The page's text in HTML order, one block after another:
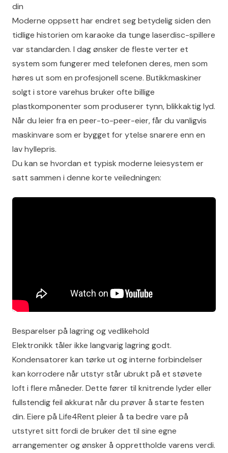
din
Moderne oppsett har endret seg betydelig siden den
tidlige historien om karaoke da tunge laserdisc-spillere
var standarden. I dag ønsker de fleste verter et
system som fungerer med telefonen deres, men som
høres ut som en profesjonell scene. Butikkmaskiner
solgt i store varehus bruker ofte billige
plastkomponenter som produserer tynn, blikkaktig lyd.
Når du leier fra en peer-to-peer-eier, får du vanligvis
maskinvare som er bygget for ytelse snarere enn en
lav hyllepris.
Du kan se hvordan et typisk moderne leiesystem er
satt sammen i denne korte veiledningen:
Besparelser på lagring og vedlikehold
Elektronikk tåler ikke langvarig lagring godt.
Kondensatorer kan tørke ut og interne forbindelser
kan korrodere når utstyr står ubrukt på et støvete
loft i flere måneder. Dette fører til knitrende lyder eller
fullstendig feil akkurat når du prøver å starte festen
din. Eiere på Life4Rent pleier å ta bedre vare på
utstyret sitt fordi de bruker det til sine egne
arrangementer og ønsker å opprettholde varens verdi.